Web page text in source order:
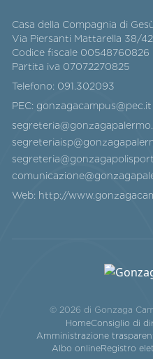
Casa della Compagnia di
Via Piersanti Mattarella 38/42
Codice fiscale 00548760826
Partita iva 07072270825
Telefono: 091.302093
PEC: gonzagacampus@pec.it
Web: http://
© 2026 di Gonzaga
HomeConsiglio di
Amministrazione
Albo onlineRegistro